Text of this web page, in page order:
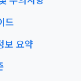
드
보 요약